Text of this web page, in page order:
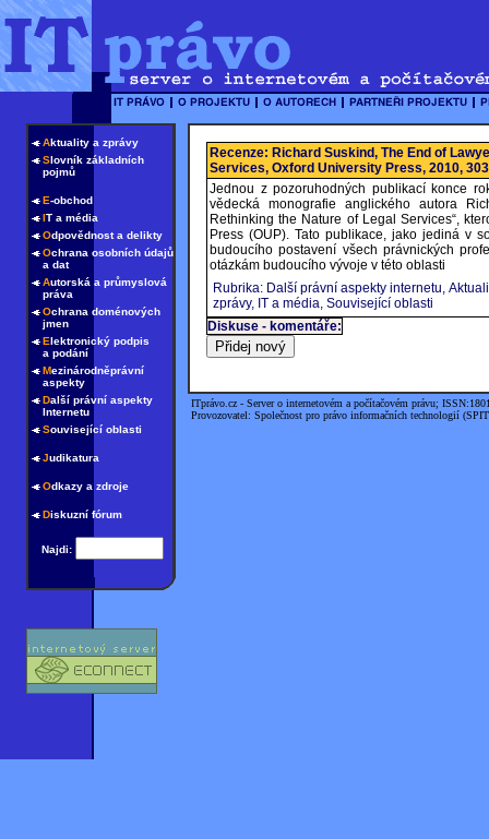
Aktuality a zprávy
Slovník základních
pojmů
E-obchod
IT a média
Odpovědnost a delikty
Ochrana osobních údajů
a dat
Autorská a průmyslová
práva
Ochrana doménových
jmen
Elektronický podpis
a podání
Mezinárodněprávní
aspekty
Další právní aspekty
Internetu
Související oblasti
Judikatura
Odkazy a zdroje
Diskuzní fórum
Najdi:
Recenze: Richard Suskind, The End of
Services, Oxford University Press, 2010,
Jednou z pozoruhodných publikací konce
vědecká monografie anglického autora
Rethinking the Nature of Legal Services“,
Press (OUP). Tato publikace, jako jediná v
budoucího postavení všech právnických
otázkám budoucího vývoje v této oblasti
Rubrika: Další právní aspekty internetu,
zprávy, IT a média, Související oblasti
Diskuse - komentáře:
ITprávo.cz - Server o internetovém a počítačovém právu;
Provozovatel: Společnost pro právo informačních technologií